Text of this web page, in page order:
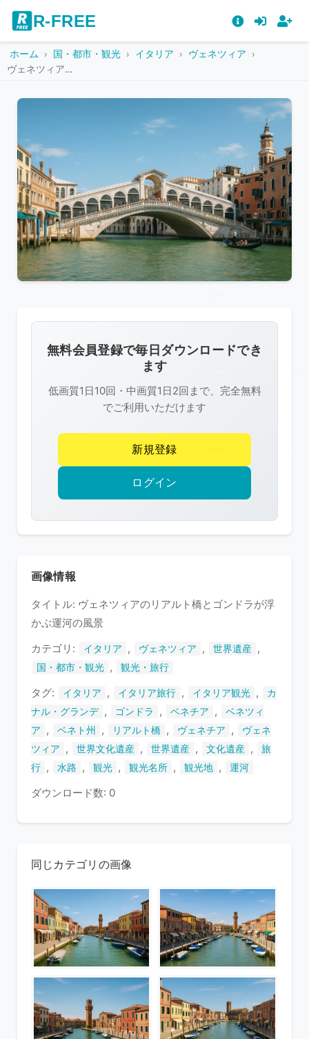
R-FREE
ホーム 国・都市・観光 イタリア
ヴェネツィア
ヴェネツィアのリアルト橋とゴンドラが浮かぶ運河の風景
像
は
R-
FREE
作
権
護
い
す
無料会員登録で毎日ダウンロードでき
ます
低画質1日10回・中画質1日2回まで、完全無料
でご利用いただけます
新規登録
ログイン
画像情報
タイトル: ヴェネツィアのリアルト橋とゴンドラが浮
かぶ運河の風景
カテゴリ:
イタリア , ヴェネツィア , 世界遺産 ,
国・都市・観光 , 観光・旅行
タグ: イタリア , イタリア旅行 , イタリア観光 ,
カ
ナル・グランデ , ゴンドラ , ベネチア ,
ベネツィ
ア
, ベネト州 , リアルト橋 , ヴェネチア ,
ヴェネ
ツィア
, 世界文化遺産 , 世界遺産 , 文化遺産 ,
旅
行 , 水路 , 観光 , 観光名所 , 観光地 , 運河
ダウンロード数: 0
同じカテゴリの画像